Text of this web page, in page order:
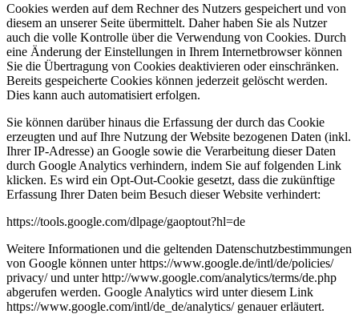
Cookies werden auf dem Rechner des Nutzers gespeichert und von
diesem an unserer Seite übermittelt. Daher haben Sie als Nutzer
auch die volle Kontrolle über die Verwendung von Cookies. Durch
eine Änderung der Einstellungen in Ihrem Internetbrowser können
Sie die Übertragung von Cookies deaktivieren oder einschränken.
Bereits gespeicherte Cookies können jederzeit gelöscht werden.
Dies kann auch automatisiert erfolgen.
Sie können darüber hinaus die Erfassung der durch das Cookie
erzeugten und auf Ihre Nutzung der Website bezogenen Daten (inkl.
Ihrer IP-Adresse) an Google sowie die Verarbeitung dieser Daten
durch Google Analytics verhindern, indem Sie auf folgenden Link
klicken. Es wird ein Opt-Out-Cookie gesetzt, dass die zukünftige
Erfassung Ihrer Daten beim Besuch dieser Website verhindert:
https://tools.google.com/dlpage/gaoptout?hl=de
Weitere Informationen und die geltenden Datenschutzbestimmungen
von Google können unter https://www.google.de/intl/de/policies/
privacy/ und unter http://www.google.com/analytics/terms/de.php
abgerufen werden. Google Analytics wird unter diesem Link
https://www.google.com/intl/de_de/analytics/ genauer erläutert.